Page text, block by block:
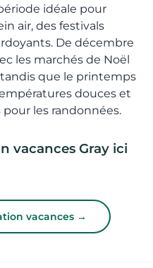
idéale pour
air, des festivals
De décembre
les marchés de Noël
que le printemps
douces et
les randonnées.
vacances Gray ici
vacances →